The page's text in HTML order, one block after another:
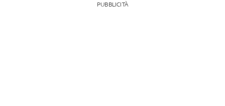
PUBBLICITÀ